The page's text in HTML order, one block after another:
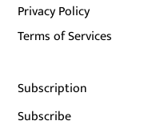
Privacy Policy
Terms of Services
Subscription
Subscribe